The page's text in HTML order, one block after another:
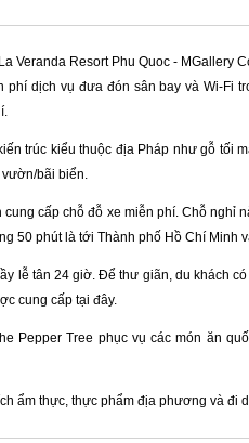
Veranda Resort Phu Quoc - MGallery
dịch vụ đưa đón sân bay và Wi-Fi
trúc kiểu thuộc địa Pháp như gỗ tối
vườn/bãi biển.
cấp chỗ đỗ xe miễn phí. Chỗ nghỉ
50 phút là tới Thành phố Hồ Chí Minh
lễ tân 24 giờ. Để thư giãn, du khách
cung cấp tại đây.
Pepper Tree phục vụ các món ăn
ẩm thực, thực phẩm địa phương và đi